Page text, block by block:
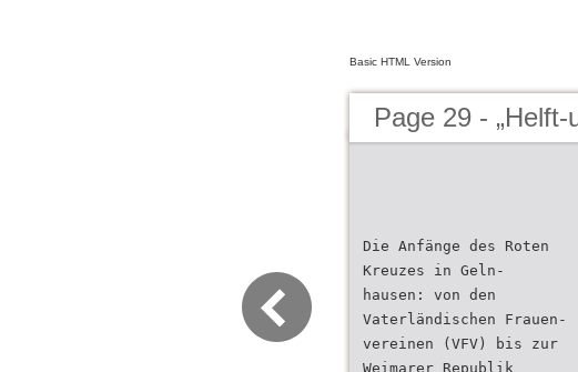
Basic HTML Version
Page 29 - „Helft-
Die Anfänge des Roten
Kreuzes in Geln-
hausen: von den
Vaterländischen Frauen-
vereinen (VFV) bis zur
Weimarer Republik